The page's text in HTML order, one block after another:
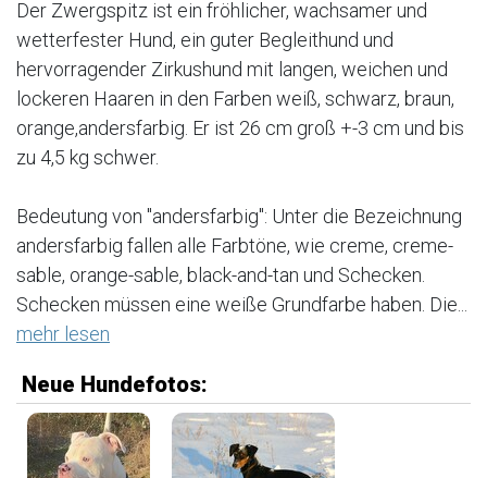
Der Zwergspitz ist ein fröhlicher, wachsamer und
wetterfester Hund, ein guter Begleithund und
hervorragender Zirkushund mit langen, weichen und
lockeren Haaren in den Farben weiß, schwarz, braun,
orange,andersfarbig. Er ist 26 cm groß +-3 cm und bis
zu 4,5 kg schwer.
Bedeutung von "andersfarbig": Unter die Bezeichnung
andersfarbig fallen alle Farbtöne, wie creme, creme-
sable, orange-sable, black-and-tan und Schecken.
Schecken müssen eine weiße Grundfarbe haben. Die...
mehr lesen
Neue Hundefotos: